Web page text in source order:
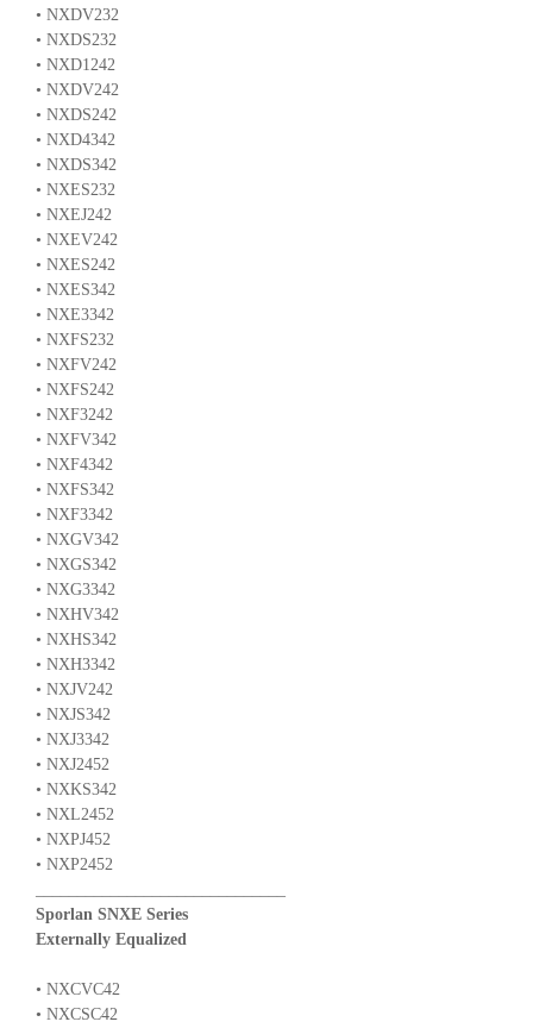
• NXDV232
• NXDS232
• NXD1242
• NXDV242
• NXDS242
• NXD4342
• NXDS342
• NXES232
• NXEJ242
• NXEV242
• NXES242
• NXES342
• NXE3342
• NXFS232
• NXFV242
• NXFS242
• NXF3242
• NXFV342
• NXF4342
• NXFS342
• NXF3342
• NXGV342
• NXGS342
• NXG3342
• NXHV342
• NXHS342
• NXH3342
• NXJV242
• NXJS342
• NXJ3342
• NXJ2452
• NXKS342
• NXL2452
• NXPJ452
• NXP2452
Sporlan SNXE Series
Externally Equalized
• NXCVC42
• NXCSC42